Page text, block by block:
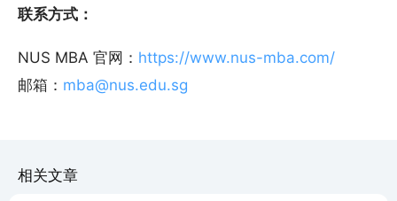
联系方式：
NUS MBA 官网： https://www.nus-mba.com/
邮箱： mba@nus.edu.sg
相关文章